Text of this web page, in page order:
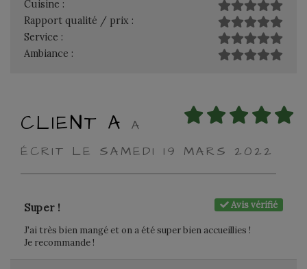
Cuisine :
Rapport qualité / prix :
Service :
Ambiance :
CLIENT A
A
ÉCRIT LE SAMEDI 19 MARS 2022
Avis vérifié
Super !
J'ai très bien mangé et on a été super bien accueillies !
Je recommande !